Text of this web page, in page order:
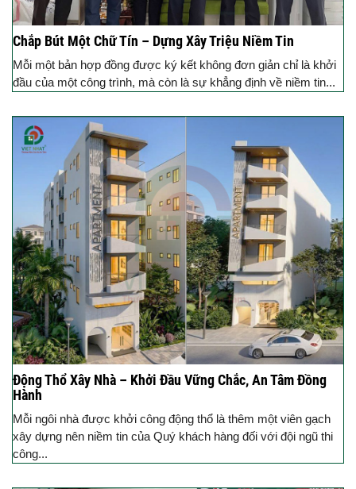
Chắp Bút Một Chữ Tín – Dựng Xây Triệu Niềm Tin
Mỗi một bản hợp đồng được ký kết không đơn giản chỉ là khởi
đầu của một công trình, mà còn là sự khẳng định về niềm tin...
Động Thổ Xây Nhà – Khởi Đầu Vững Chắc, An Tâm Đồng
Hành
Mỗi ngôi nhà được khởi công động thổ là thêm một viên gạch
xây dựng nên niềm tin của Quý khách hàng đối với đội ngũ thi
công...